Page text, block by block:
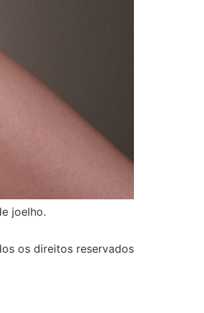
joelho.
os direitos reservados